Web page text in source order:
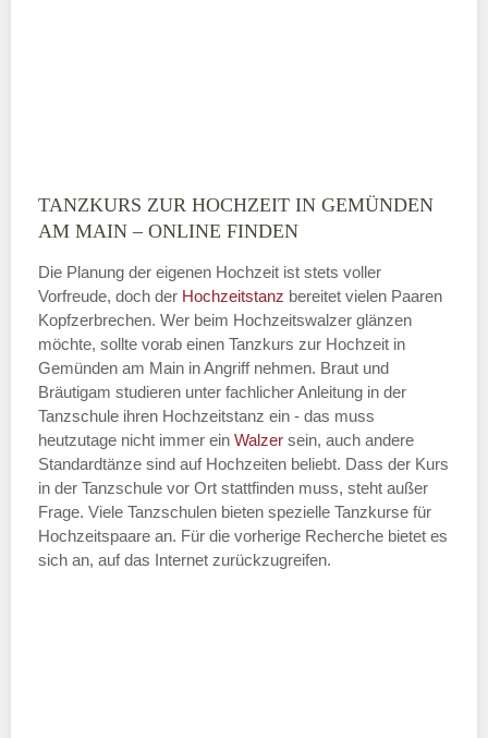
Montag
—
ÖFFNUNGSZEITEN HINZUFÜGEN
Dienstag
—
ÖFFNUNGSZEITEN HINZUFÜGEN
TANZKURS ZUR HOCHZEIT IN GEMÜNDEN
AM MAIN – ONLINE FINDEN
Die Planung der eigenen Hochzeit ist stets voller
Vorfreude, doch der Hochzeitstanz bereitet vielen Paaren
Kopfzerbrechen. Wer beim Hochzeitswalzer glänzen
möchte, sollte vorab einen Tanzkurs zur Hochzeit in
Gemünden am Main in Angriff nehmen. Braut und
Bräutigam studieren unter fachlicher Anleitung in der
Tanzschule ihren Hochzeitstanz ein - das muss
heutzutage nicht immer ein Walzer sein, auch andere
Standardtänze sind auf Hochzeiten beliebt. Dass der Kurs
in der Tanzschule vor Ort stattfinden muss, steht außer
Frage. Viele Tanzschulen bieten spezielle Tanzkurse für
Hochzeitspaare an. Für die vorherige Recherche bietet es
sich an, auf das Internet zurückzugreifen.